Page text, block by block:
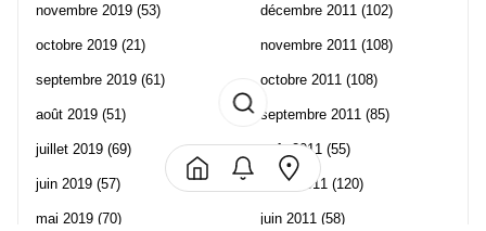
novembre 2019 (53)
octobre 2019 (21)
septembre 2019 (61)
août 2019 (51)
juillet 2019 (69)
juin 2019 (57)
mai 2019 (70)
décembre 2011 (102)
novembre 2011 (108)
octobre 2011 (108)
septembre 2011 (85)
août 2011 (55)
juillet 2011 (120)
juin 2011 (58)